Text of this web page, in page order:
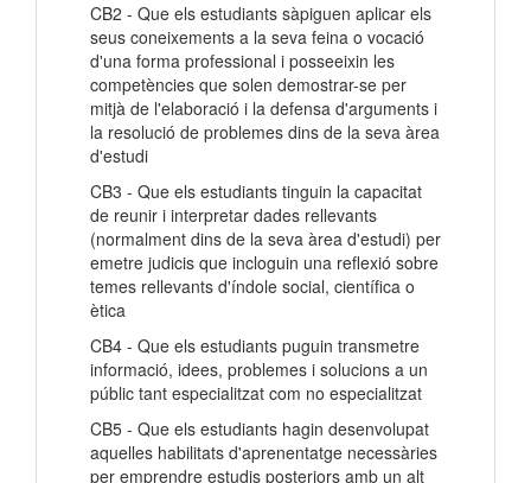
CB2 - Que els estudiants sàpiguen aplicar els
seus coneixements a la seva feina o vocació
d'una forma professional i posseeixin les
competències que solen demostrar-se per
mitjà de l'elaboració i la defensa d'arguments i
la resolució de problemes dins de la seva àrea
d'estudi
CB3 - Que els estudiants tinguin la capacitat
de reunir i interpretar dades rellevants
(normalment dins de la seva àrea d'estudi) per
emetre judicis que incloguin una reflexió sobre
temes rellevants d'índole social, científica o
ètica
CB4 - Que els estudiants puguin transmetre
informació, idees, problemes i solucions a un
públic tant especialitzat com no especialitzat
CB5 - Que els estudiants hagin desenvolupat
aquelles habilitats d'aprenentatge necessàries
per emprendre estudis posteriors amb un alt